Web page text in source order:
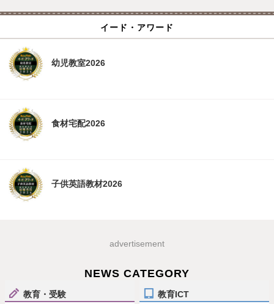
イード・アワード
幼児教室2026
食材宅配2026
子供英語教材2026
advertisement
NEWS CATEGORY
教育・受験 教育ICT